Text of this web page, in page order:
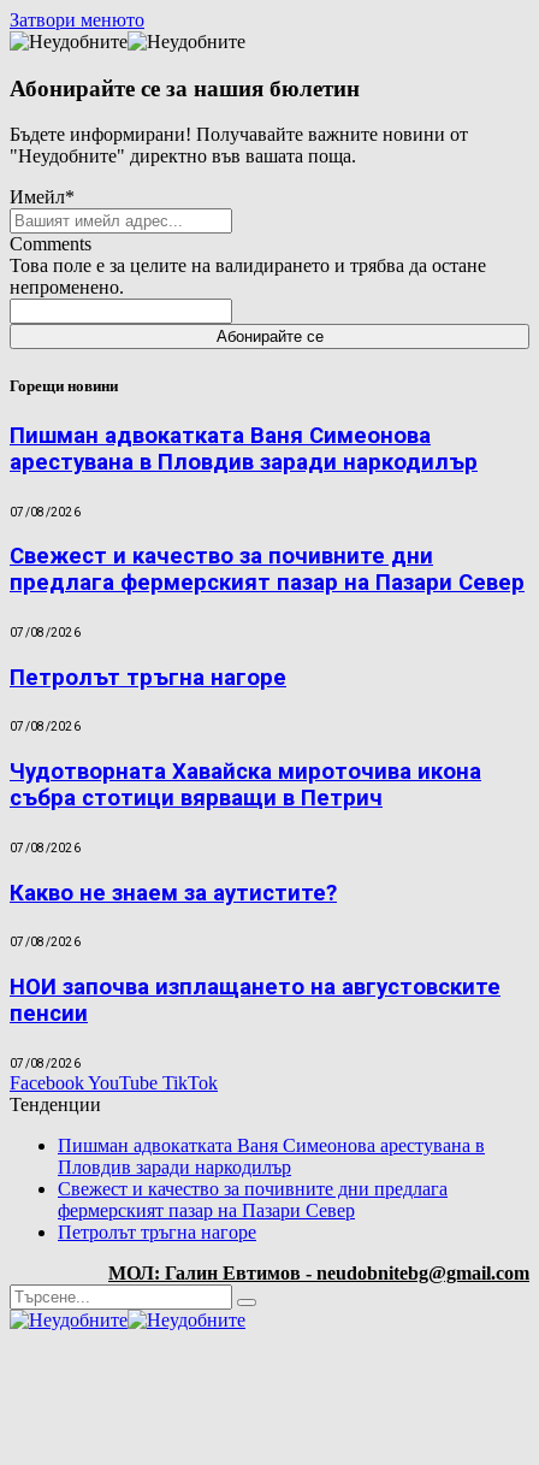
Затвори менюто
Абонирайте се за нашия бюлетин
Бъдете информирани! Получавайте важните новини от
"Неудобните" директно във вашата поща.
Имейл*
Comments
Това поле е за целите на валидирането и трябва да остане
непроменено.
Горещи новини
Пишман адвокатката Ваня Симеонова
арестувана в Пловдив заради наркодилър
07/08/2026
Свежест и качество за почивните дни
предлага фермерският пазар на Пазари Север
07/08/2026
Петролът тръгна нагоре
07/08/2026
Чудотворната Хавайска мироточива икона
събра стотици вярващи в Петрич
07/08/2026
Какво не знаем за аутистите?
07/08/2026
НОИ започва изплащането на августовските
пенсии
07/08/2026
FacebookYouTube TikTok
Тенденции
Пишман адвокатката Ваня Симеонова арестувана в
Пловдив заради наркодилър
Свежест и качество за почивните дни предлага
фермерският пазар на Пазари Север
Петролът тръгна нагоре
МОЛ: Галин Евтимов - neudobnitebg@gmail.com